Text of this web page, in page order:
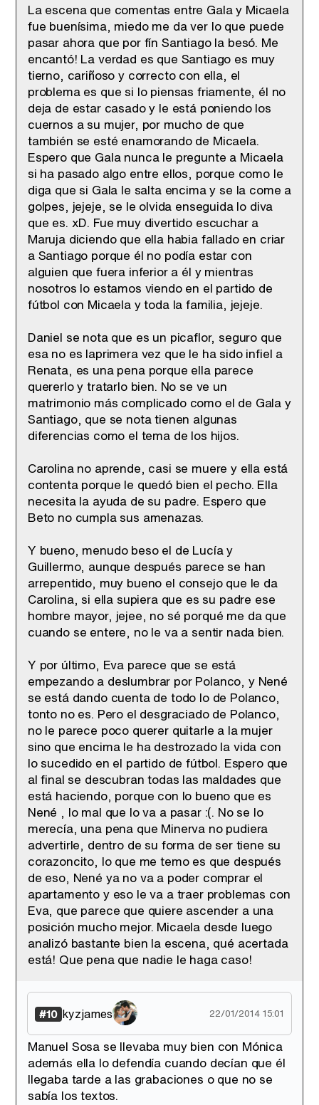
La escena que comentas entre Gala y Micaela
fue buenísima, miedo me da ver lo que puede
pasar ahora que por fín Santiago la besó. Me
encantó! La verdad es que Santiago es muy
tierno, cariñoso y correcto con ella, el
problema es que si lo piensas friamente, él no
deja de estar casado y le está poniendo los
cuernos a su mujer, por mucho de que
también se esté enamorando de Micaela.
Espero que Gala nunca le pregunte a Micaela
si ha pasado algo entre ellos, porque como le
diga que si Gala le salta encima y se la come a
golpes, jejeje, se le olvida enseguida lo diva
que es. xD. Fue muy divertido escuchar a
Maruja diciendo que ella habia fallado en criar
a Santiago porque él no podía estar con
alguien que fuera inferior a él y mientras
nosotros lo estamos viendo en el partido de
fútbol con Micaela y toda la familia, jejeje.
Daniel se nota que es un picaflor, seguro que
esa no es laprimera vez que le ha sido infiel a
Renata, es una pena porque ella parece
quererlo y tratarlo bien. No se ve un
matrimonio más complicado como el de Gala y
Santiago, que se nota tienen algunas
diferencias como el tema de los hijos.
Carolina no aprende, casi se muere y ella está
contenta porque le quedó bien el pecho. Ella
necesita la ayuda de su padre. Espero que
Beto no cumpla sus amenazas.
Y bueno, menudo beso el de Lucía y
Guillermo, aunque después parece se han
arrepentido, muy bueno el consejo que le da
Carolina, si ella supiera que es su padre ese
hombre mayor, jejee, no sé porqué me da que
cuando se entere, no le va a sentir nada bien.
Y por último, Eva parece que se está
empezando a deslumbrar por Polanco, y Nené
se está dando cuenta de todo lo de Polanco,
tonto no es. Pero el desgraciado de Polanco,
no le parece poco querer quitarle a la mujer
sino que encima le ha destrozado la vida con
lo sucedido en el partido de fútbol. Espero que
al final se descubran todas las maldades que
está haciendo, porque con lo bueno que es
Nené , lo mal que lo va a pasar :(. No se lo
merecía, una pena que Minerva no pudiera
advertirle, dentro de su forma de ser tiene su
corazoncito, lo que me temo es que después
de eso, Nené ya no va a poder comprar el
apartamento y eso le va a traer problemas con
Eva, que parece que quiere ascender a una
posición mucho mejor. Micaela desde luego
analizó bastante bien la escena, qué acertada
está! Que pena que nadie le haga caso!
#10 kyzjames 22/01/2014 15:01
Manuel Sosa se llevaba muy bien con Mónica
además ella lo defendía cuando decían que él
llegaba tarde a las grabaciones o que no se
sabía los textos.